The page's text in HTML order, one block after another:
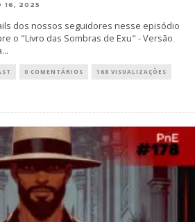
16, 2025
dos nossos seguidores nesse episódio
o "Livro das Sombras de Exu" - Versão
...
0 COMENTÁRIOS 168 VISUALIZAÇÕES